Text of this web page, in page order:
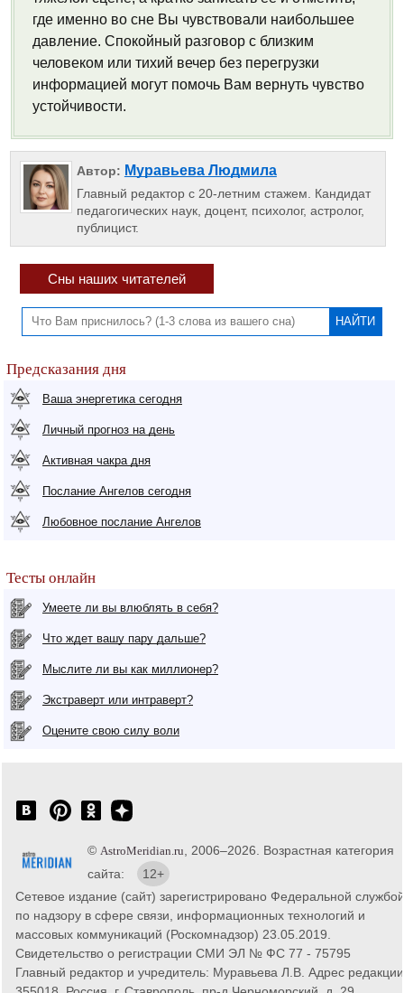
где именно во сне Вы чувствовали наибольшее
давление. Спокойный разговор с близким
человеком или тихий вечер без перегрузки
информацией могут помочь Вам вернуть чувство
устойчивости.
Автор: Муравьева Людмила
Главный редактор с 20-летним стажем. Кандидат
педагогических наук, доцент, психолог, астролог,
публицист.
Сны наших читателей
Предсказания дня
Ваша энергетика сегодня
Личный прогноз на день
Активная чакра дня
Послание Ангелов сегодня
Любовное послание Ангелов
Тесты онлайн
Умеете ли вы влюблять в себя?
Что ждет вашу пару дальше?
Мыслите ли вы как миллионер?
Экстраверт или интраверт?
Оцените свою силу воли
© AstroMeridian.ru , 2006–2026. Возрастная категория
сайта:
12+
Сетевое издание (сайт) зарегистрировано Федеральной службой
по надзору в сфере связи, информационных технологий и
массовых коммуникаций (Роскомнадзор) 23.05.2019.
Свидетельство о регистрации СМИ ЭЛ № ФС 77 - 75795
Главный редактор и учредитель: Муравьева Л.В. Адрес